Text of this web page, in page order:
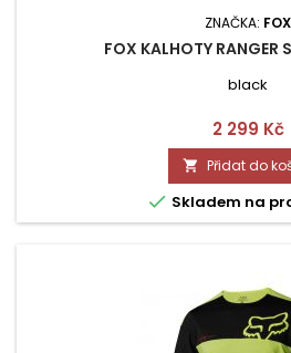
ZNAČKA: FOX
FOX KALHOTY RANGER
black
Cena
2 299 Kč
 Přidat do
 Skladem na